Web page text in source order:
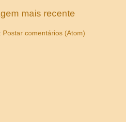
mais recente
Postar comentários (Atom)